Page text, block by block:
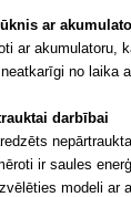
ar
ar akumulatoru,
no laika
darbībai
ir saules
modeli ar